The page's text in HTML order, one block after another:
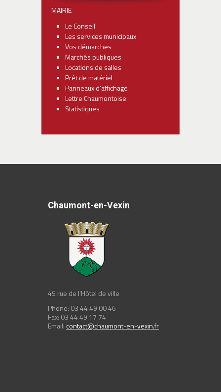
MAIRIE
Le Conseil
Les services municipaux
Vos démarches
Marchés publiques
Locations de salles
Prêt de matériel
Panneaux d'affichage
Lettre Chaumontoise
Statistiques
Chaumont-en-Vexin
45 rue de l'Hôtel de ville
Phone: 03 44 49 00 46
Fax: 03 44 49 17 74
Email: contact@chaumont-en-vexin.fr